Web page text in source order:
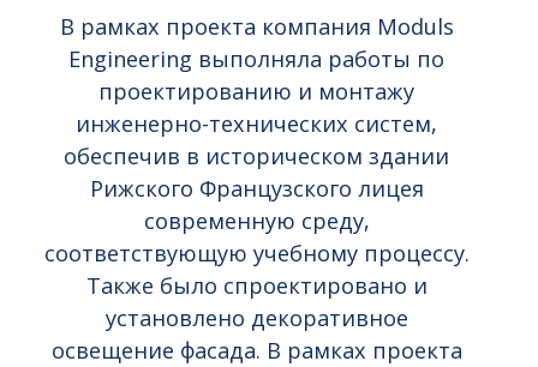
7
МАРТ
ПОЗДРАВЛЯЕМ
НАШЕГО
КОЛЛЕГУ ОТО
СТУРИСА (OTO
STŪRIS)!
24
ДЕКАБРЬ
С
РОЖДЕСТВОМ
И С НОВЫМ
ГОДОМ!
27
ОКТЯБРЬ
ВАЛДИС КОКС (VALDIS
KOKS) СТАЛ
ИСТИННЫМ
В AS MN HOLDING
В рамках проекта компания Moduls
Engineering выполняла работы по
проектированию и монтажу
инженерно-технических систем,
обеспечив в историческом здании
Рижского Французского лицея
современную среду,
соответствующую учебному процессу.
Также было спроектировано и
установлено декоративное
освещение фасада. В рамках проекта